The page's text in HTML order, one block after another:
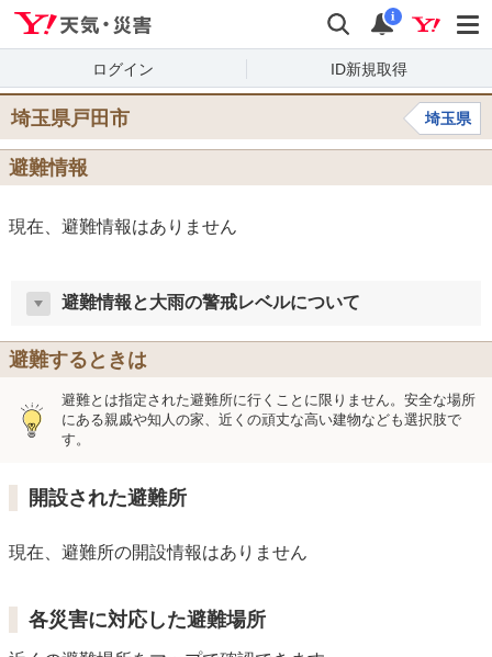
検索 通知
i
ログイン ID新規取得
埼玉県戸田市 埼玉県
避難情報
現在、避難情報はありません
避難情報と大雨の警戒レベルについて
避難するときは
避難とは指定された避難所に行くことに限りません。安全な場所
にある親戚や知人の家、近くの頑丈な高い建物なども選択肢で
す。
開設された避難所
現在、避難所の開設情報はありません
各災害に対応した避難場所